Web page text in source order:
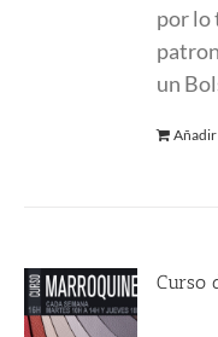
por lo
un
Curso